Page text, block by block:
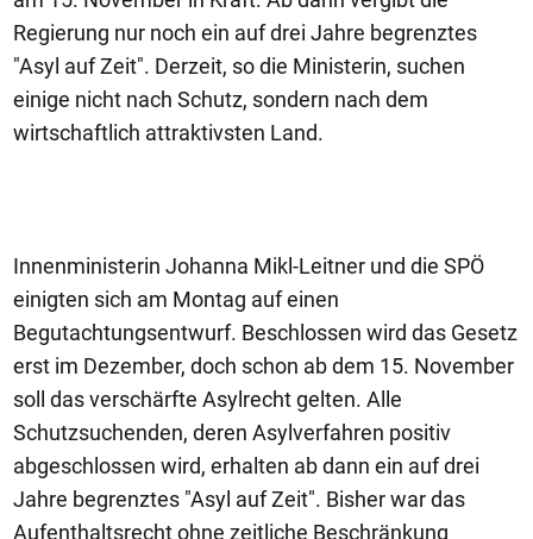
Regierung nur noch ein auf drei Jahre begrenztes
"Asyl auf Zeit". Derzeit, so die Ministerin, suchen
einige nicht nach Schutz, sondern nach dem
wirtschaftlich attraktivsten Land.
Innenministerin Johanna Mikl-Leitner und die SPÖ
einigten sich am Montag auf einen
Begutachtungsentwurf. Beschlossen wird das Gesetz
erst im Dezember, doch schon ab dem 15. November
soll das verschärfte Asylrecht gelten. Alle
Schutzsuchenden, deren Asylverfahren positiv
abgeschlossen wird, erhalten ab dann ein auf drei
Jahre begrenztes "Asyl auf Zeit". Bisher war das
Aufenthaltsrecht ohne zeitliche Beschränkung